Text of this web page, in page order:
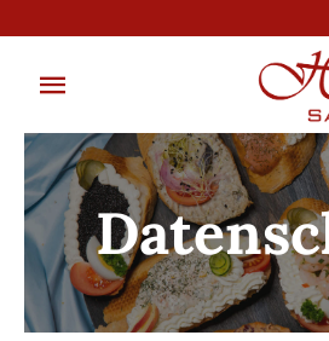
springen
Toggle
Navigation
Zur Website
Preisliste
Shop